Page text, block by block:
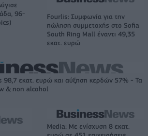
96-
Fourlis: Συμφωνία για την
πώληση συμμετοχής στο Sofia
South Ring Mall έναντι 49,35
εκατ. ευρώ
98,7 εκατ. ευρώ και αύξηση κερδών 57% - Τα
& non alcohol
Media: Με ενίσχυση 8 εκατ.